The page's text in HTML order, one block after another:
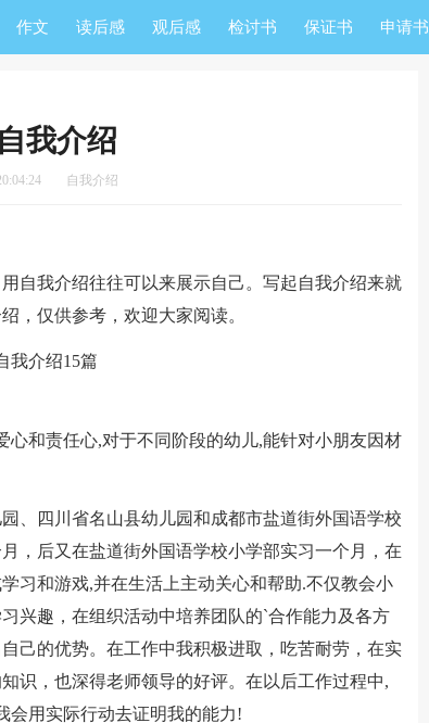
作文 读后感 观后感 检讨书 保证书 申请书
我介绍
自我介绍
我介绍往往可以来展示自己。写起自我介绍来就
，仅供参考，欢迎大家阅读。
和责任心,对于不同阶段的幼儿,能针对小朋友因材
四川省名山县幼儿园和成都市盐道街外国语学校
，后又在盐道街外国语学校小学部实习一个月，在
习和游戏,并在生活上主动关心和帮助.不仅教会小
兴趣，在组织活动中培养团队的`合作能力及各方
己的优势。在工作中我积极进取，吃苦耐劳，在实
识，也深得老师领导的好评。在以后工作过程中,
会用实际行动去证明我的能力!